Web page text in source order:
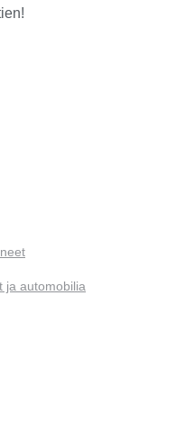
ja automobilia